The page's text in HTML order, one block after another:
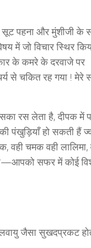
सूट पहना और मुंशीजी के
में जो विचार स्थिर
के कमरे के दरवाजे पर
से चकित रह गया ! मेरे
रस लेता है, दीपक में
पंखुड़ियाँ हो सकती हैं
चमक वही लालिमा,
सफर में कोई
जैसा सुखदप्रकट